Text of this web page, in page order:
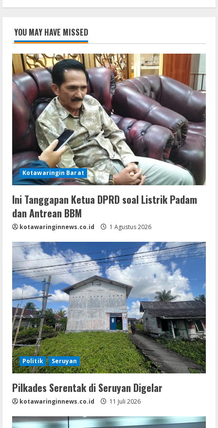
YOU MAY HAVE MISSED
Kotawaringin Barat
Ini Tanggapan Ketua DPRD soal Listrik Padam
dan Antrean BBM
kotawaringinnews.co.id 1 Agustus 2026
Politik Seruyan
Pilkades Serentak di Seruyan Digelar
kotawaringinnews.co.id 11 Juli 2026